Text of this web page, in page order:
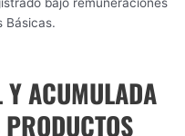
bajo remuneraciones
Básicas.
ACUMULADA